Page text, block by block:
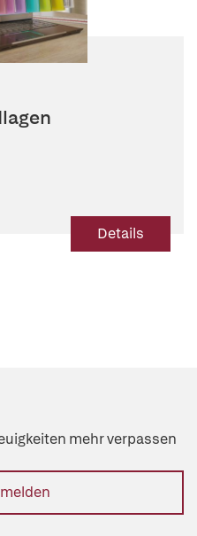
Details
mehr verpassen